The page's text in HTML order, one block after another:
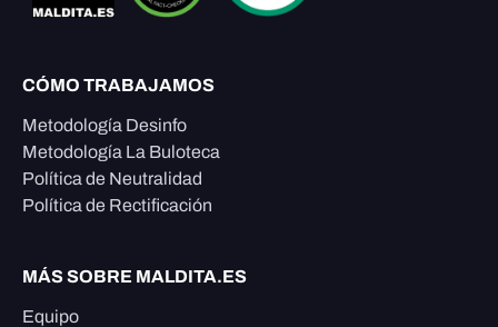
CÓMO TRABAJAMOS
Metodología Desinfo
Metodología La Buloteca
Política de Neutralidad
Política de Rectificación
MÁS SOBRE MALDITA.ES
Equipo